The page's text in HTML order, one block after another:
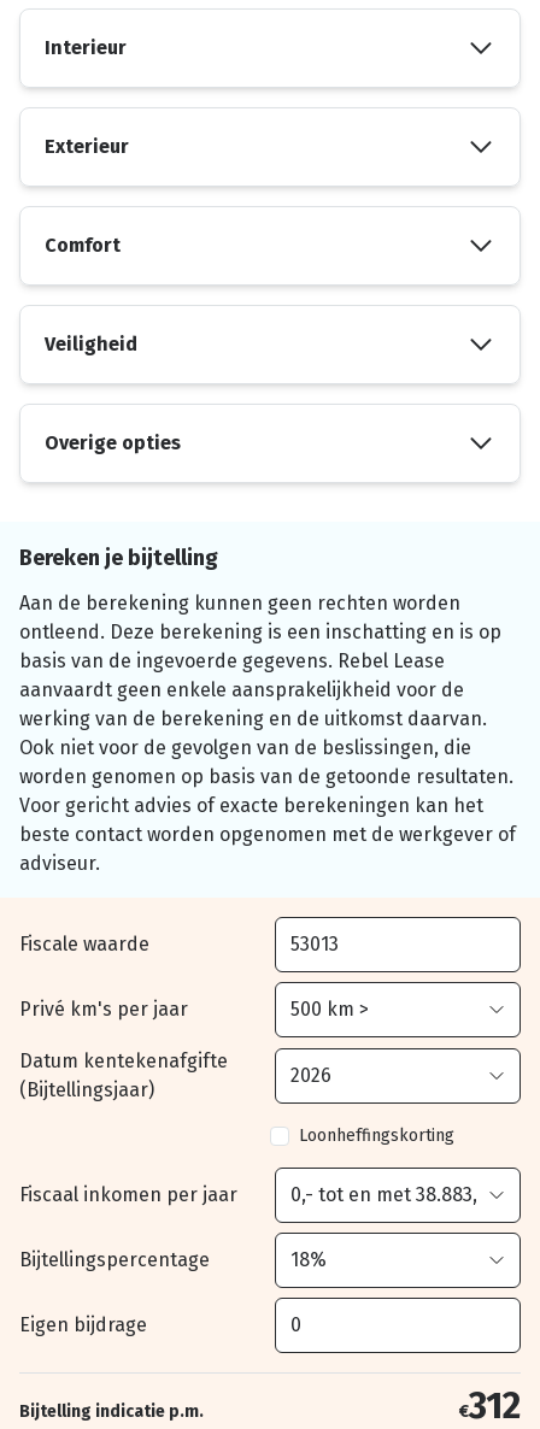
Interieur
Exterieur
Comfort
Veiligheid
Overige opties
Bereken je bijtelling
Aan de berekening kunnen geen rechten worden
ontleend. Deze berekening is een inschatting en is op
basis van de ingevoerde gegevens. Rebel Lease
aanvaardt geen enkele aansprakelijkheid voor de
werking van de berekening en de uitkomst daarvan.
Ook niet voor de gevolgen van de beslissingen, die
worden genomen op basis van de getoonde resultaten.
Voor gericht advies of exacte berekeningen kan het
beste contact worden opgenomen met de werkgever of
adviseur.
Fiscale waarde
Privé km's per jaar
Datum kentekenafgifte
(Bijtellingsjaar)
Loonheffingskorting
Fiscaal inkomen per jaar
Bijtellingspercentage
Eigen bijdrage
Bijtelling indicatie p.m. €312